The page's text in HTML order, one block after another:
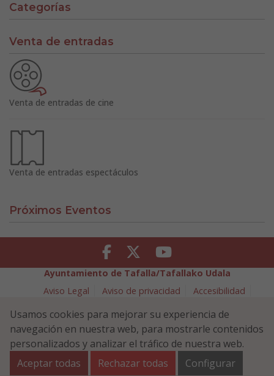
Categorías
Venta de entradas
Venta de entradas de cine
Venta de entradas espectáculos
Próximos Eventos
Facebook Twitter Youtube
Ayuntamiento de Tafalla/Tafallako Udala
Aviso Legal
Aviso de privacidad
Accesibilidad
Política de Seguridad de la Información
Plaza Navarra 5 - 31300 Tafalla (NAVARRA)
948 70 18 11
ayuntamiento@tafalla.es
Usamos cookies para mejorar su experiencia de
navegación en nuestra web, para mostrarle contenidos
personalizados y analizar el tráfico de nuestra web.
Aceptar todas
Rechazar todas Configurar